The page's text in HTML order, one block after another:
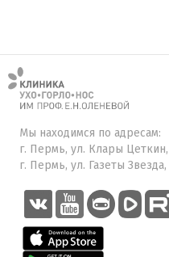
Мы находимся по адресам:
г. Пермь, ул. Клары
г. Пермь, ул. Газеты Звезда,